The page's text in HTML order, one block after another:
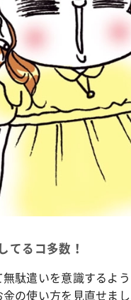
てるコ多数！
駄遣いを意識するよ
の使い方を見直せま
占い
【12星座別】今月の恋愛
8月20日の運勢は？